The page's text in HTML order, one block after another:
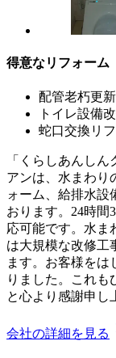
得意なリフォーム
配管老朽更
トイレ設備
蛇口交換リ
「くらしあんし
アンは、水まわり
ォーム、給排水設
おります。24時間
応可能です。水ま
は大規模な改修工
ます。お客様をは
りました。これも
と心より感謝申し
会社の詳細を見る